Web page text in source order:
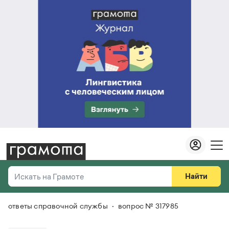
Искать на Грамоте
Справочная служба
Найти
Везде
ответы справочной службы вопрос № 317985